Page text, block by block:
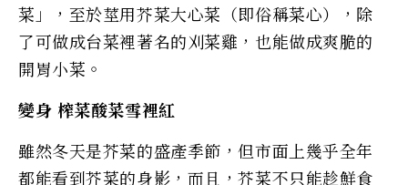
菜」，至於莖用芥菜大心菜（即俗稱菜心），除
了可做成台菜裡著名的刈菜雞，也能做成爽脆的
開胃小菜。
變身 榨菜酸菜雪裡紅
雖然冬天是芥菜的盛產季節，但市面上幾乎全年
都能看到芥菜的身影，而且，芥菜不只能趁鮮食